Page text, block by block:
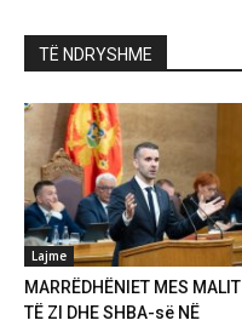
TË NDRYSHME
Lajme
MARRËDHËNIET MES MALIT
TË ZI DHE SHBA-së NË